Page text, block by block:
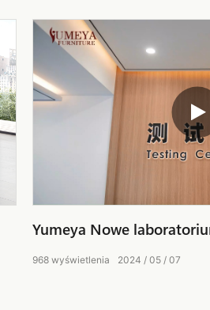
Yumeya Nowe
2024 05 07
968 wyświetlenia